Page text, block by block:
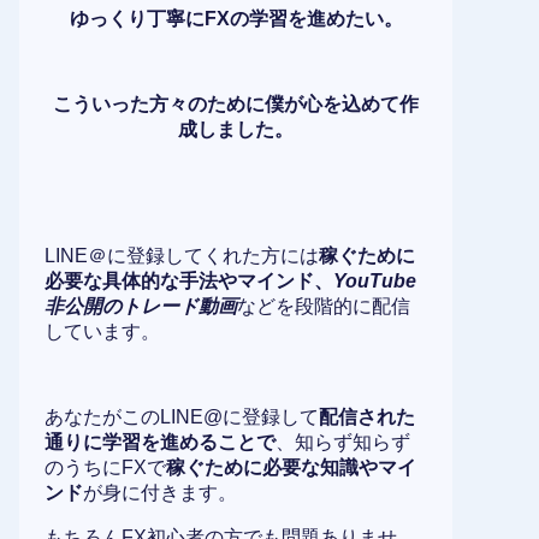
ゆっくり丁寧にFXの学習を進めたい。
こういった方々のために僕が心を込めて作
成しました。
LINE＠に登録してくれた方には稼ぐために
必要な具体的な手法やマインド、 YouTube
非公開のトレード動画などを段階的に配信
しています。
あなたがこのLINE@に登録して配信された
通りに学習を進めることで、知らず知らず
のうちにFXで稼ぐために必要な知識やマイ
ンドが身に付きます。